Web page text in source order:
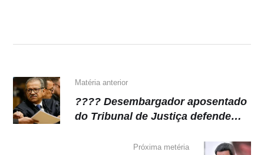
p
o
k
m n
Matéria anterior
???? Desembargador aposentado
do Tribunal de Justiça defende
Próxima metéria